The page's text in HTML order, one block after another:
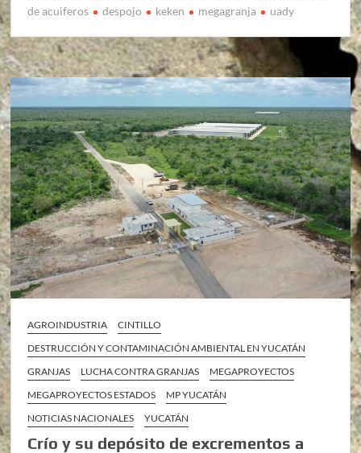
de acuiferos
despojo keken megagranja uady
AGROINDUSTRIA
CINTILLO
DESTRUCCIÓN Y CONTAMINACIÓN AMBIENTAL EN YUCATÁN
GRANJAS
LUCHA CONTRA GRANJAS
MEGAPROYECTOS
MEGAPROYECTOS ESTADOS
MP YUCATÁN
NOTICIAS NACIONALES
YUCATÁN
Crío y su depósito de excrementos a